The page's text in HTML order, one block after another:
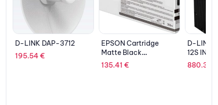
D-LINK DAP-3712
195.54€
EPSON Cartridge
Matte Black
C13T54X800
135.41 €
D-LINK
12S
SWITCH
880.33